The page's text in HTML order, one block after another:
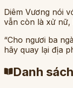
Diêm Vương nói
vẫn còn là xử nữ,
“Cho ngươi ba
hãy quay lại địa
Danh